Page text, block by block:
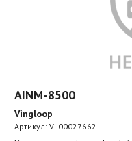
AINM-8500
Vingloop
Артикул:VL00027662